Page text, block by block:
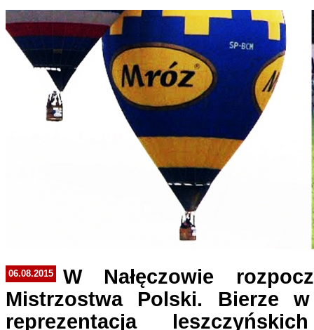
06.08.2015
W Nałęczowie
Mistrzostwa Polski. Bierze
reprezentacja